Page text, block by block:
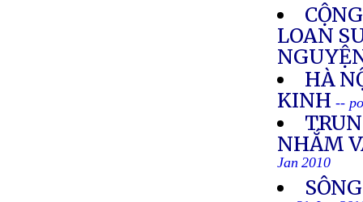
LOAN
HÀ
KINH --
NHẮM
Jan 2010